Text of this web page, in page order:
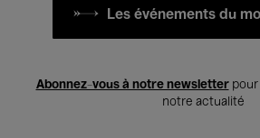
Les événements du
Abonnez-vous à notre newsletterpour
notre actualité